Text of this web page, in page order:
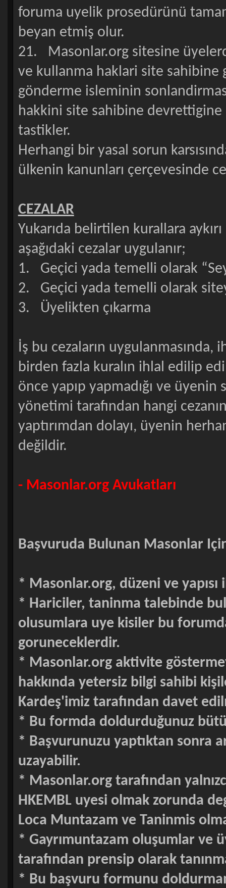
foruma uyelik prosedürünü
beyan etmiş olur.
21. Masonlar.org sitesine
ve kullanma haklari site sahibine
gönderme isleminin
hakkini site sahibine
tastikler.
Herhangi bir yasal sorun
ülkenin kanunları çerçevesinde
CEZALAR
Yukarıda belirtilen kurallara
aşağıdaki cezalar uygulanır;
1. Geçici yada temelli olarak
2. Geçici yada temelli olarak
3. Üyelikten çıkarma
İş bu cezaların uygulanmasında,
birden fazla kuralın ihlal edilip
önce yapıp yapmadığı ve
yönetimi tarafından hangi
yaptırımdan dolayı, üyenin
değildir.
- Masonlar.org Avukatları
Başvuruda Bulunan Masonlar
* Masonlar.org, düzeni ve
* Hariciler, taninma talebinde
olusumlara uye kisiler bu
goruneceklerdir.
* Masonlar.org aktivite
hakkında yetersiz bilgi sahibi
Kardeş'imiz tarafından davet
* Bu formda doldurduğunuz
* Başvurunuzu yaptıktan sonra
uzayabilir.
* Masonlar.org tarafından
HKEMBL uyesi olmak zorunda
Loca Muntazam ve Taninmis
* Gayrımuntazam oluşumlar ve
tarafından prensip olarak
* Bu başvuru formunu